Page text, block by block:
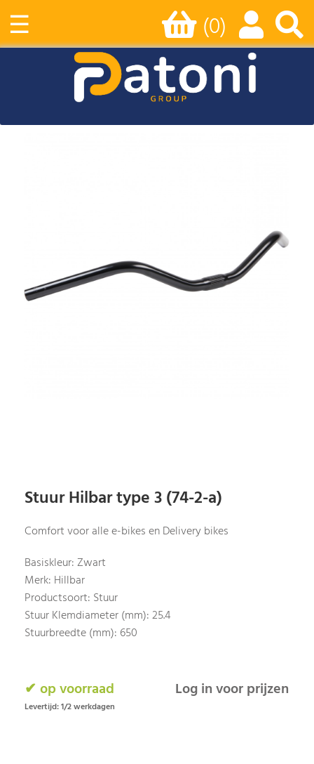
☰ (0)
Stuur Hilbar type 3 (74-2-a)
Comfort voor alle e-bikes en Delivery bikes
Basiskleur: Zwart
Merk: Hillbar
Productsoort: Stuur
Stuur Klemdiameter (mm): 25.4
Stuurbreedte (mm): 650
✔ op voorraad
Levertijd: 1/2 werkdagen
Log in voor prijzen